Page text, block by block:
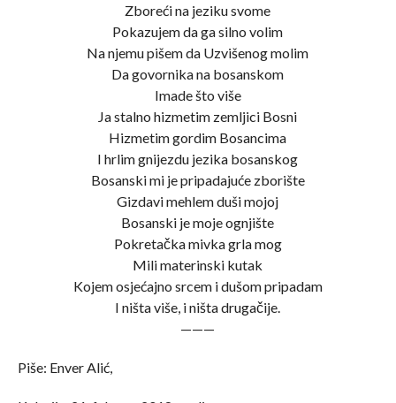
Zboreći na jeziku svome
Pokazujem da ga silno volim
Na njemu pišem da Uzvišenog molim
Da govornika na bosanskom
Imade što više
Ja stalno hizmetim zemljici Bosni
Hizmetim gordim Bosancima
I hrlim gnijezdu jezika bosanskog
Bosanski mi je pripadajuće zborište
Gizdavi mehlem duši mojoj
Bosanski je moje ognjište
Pokretačka mivka grla mog
Mili materinski kutak
Kojem osjećajno srcem i dušom pripadam
I ništa više, i ništa drugačije.
———
Piše: Enver Alić,